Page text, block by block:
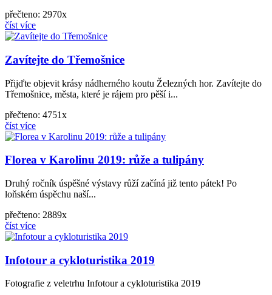
přečteno: 2970x
číst více
Zavítejte do Třemošnice
Přijďte objevit krásy nádherného koutu Železných hor. Zavítejte do
Třemošnice, města, které je rájem pro pěší i...
přečteno: 4751x
číst více
Florea v Karolinu 2019: růže a tulipány
Druhý ročník úspěšné výstavy růží začíná již tento pátek! Po
loňském úspěchu naší...
přečteno: 2889x
číst více
Infotour a cykloturistika 2019
Fotografie z veletrhu Infotour a cykloturistika 2019